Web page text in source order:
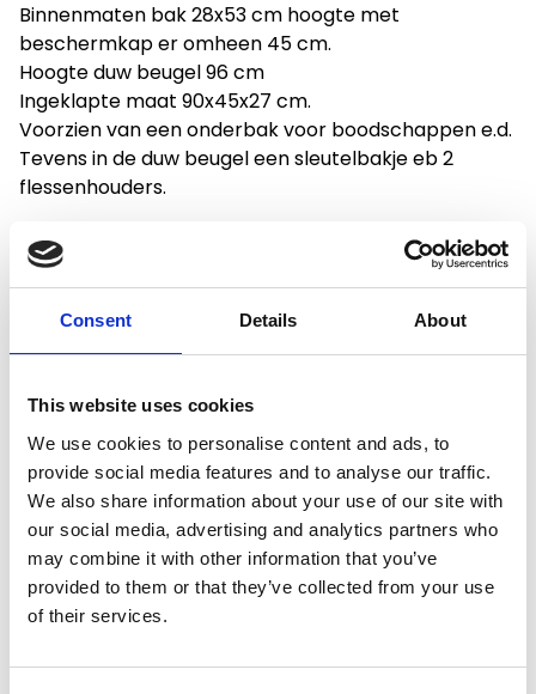
Consent Details About
This website uses cookies
We use cookies to personalise content and ads, to
provide social media features and to analyse our traffic.
We also share information about your use of our site with
our social media, advertising and analytics partners who
may combine it with other information that you’ve
provided to them or that they’ve collected from your use
of their services.
Binnenmaten bak 28x53 cm hoogte met
beschermkap er omheen 45 cm.
Hoogte duw beugel 96 cm
Ingeklapte maat 90x45x27 cm.
Voorzien van een onderbak voor boodschappen e.d.
Tevens in de duw beugel een sleutelbakje eb 2
flessenhouders.
Productspecificaties
Gewicht
Artikelcode
AB45010
EAN
5400956450105